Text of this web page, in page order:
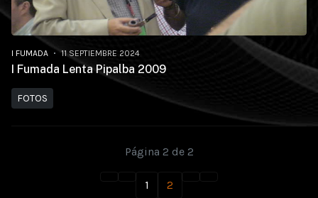
I FUMADA 11 SEPTIEMBRE 2024
I Fumada Lenta Pipalba 2009
FOTOS
Página 2 de 2
1 2